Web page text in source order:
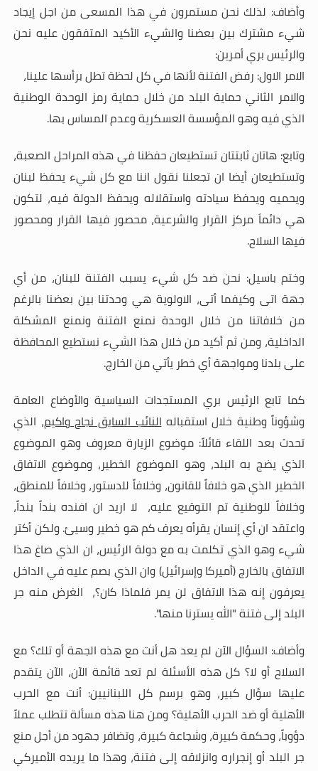
وأضاف: لذلك نحن مستمرون في هذا المسعى من اجل إيجاد
شيء مشترك بين بعضنا والشيء الأكيد المتفقون عليه نحن
والرئيس بري أمرين:
الامر الاول: رفض الفتنة لأنها في كل لحظة تطل برأسها علينا،
والامر الثاني حماية البلد من خلال حماية رمز الوحدة الوطنية
الذي فيه وهو المؤسسة العسكرية وعدم المساس بها.
وتابع: هاتان ثابتتان تستطيعان حفظنا في هذه المراحل الصعبة،
وتستطيعان أيضا ان تجعلنا نقول اننا مع كل شيء يحفظ لبنان
ويحميه ويحفظ سيادته واستقلاله ويحفظ الدولة فيه، لتكون
هي دائماَ مركز القرار والشرعية، محصور فيها القرار ومحصور
فيها السلاح.
وختم باسيل: نحن ضد كل شيء يسبب الفتنة للبنان، من أي
جهة اتى وكيفما أتى، الاولوية هي وحدتنا بين بعضنا بالرغم
من خلافاتنا من خلال الوحدة نمنع الفتنة ونمنع المشكلة
الداخلية، ومن ثم أكيد من خلال هذا الشيء نستطيع المحافظة
على بلدنا ومواجهة أي خطر يأتي من الخارج.
كما تابع الرئيس بري المستجدات السياسية والأوضاع العامة
وشؤوناً وطنية خلال استقبالهالنائب السابق نجاح واكيم، الذي
تحدث بعد اللقاء قائلاً: موضوع الزيارة معروف وهو الموضوع
الذي يضج به البلد، وهو الموضوع الخطير، وموضوع الاتفاق
الخطير الذي هو خلافاً للقانون، وخلافاً للدستور، وخلافاً للمنطق،
وخلافاً للوطنية تم التوقيع عليه، لا اريد ان افنده بنداً بنداً،
واعتقد ان أي إنسان يقرأه يعرف كم هو خطير وسيئ. ولكن أكتر
شيء وهو الذي تكلمت به مع دولة الرئيس، ان الذي صاغ هذا
الاتفاق بالخارج (أميركا وإسرائيل) وان الذي بصم عليه في الداخل
يعرفون إنه هذا الاتفاق لن يمر فلماذا كان؟، الغرض منه جر
البلد إلى فتنة "الله يسترنا منها".
وأضاف: السؤال الآن لم يعد هل أنت مع هذه الجهة أو تلك؟ مع
السلاح أو لا؟ كل هذه الأسئلة لم تعد قائمة الآن، الآن يتقدم
عليها سؤال كبير، وهو برسم كل اللبنانيين: أنت مع الحرب
الأهلية أو ضد الحرب الأهلية؟ ومن هنا هذه مسألة تتطلب عملاً
دؤوباً، وحكمة كبيرة، وشجاعة كبيرة، وتضافر جهود من أجل منع
جر البلد أو إنجراره وانزلاقه إلى فتنة، وهذا ما يريده الأميركي